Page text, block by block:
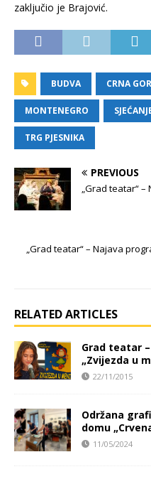
zaključio je Brajović.
BUDVA CRNA
MONTENEGRO
TRG PJESNIKA
PREVIOUS
„Grad teatar“
„Grad teatar“ – Najava
RELATED ARTICLES
Grad teatar
„Zvijezda u
22/11/2015
Održana
domu
11/05/2024